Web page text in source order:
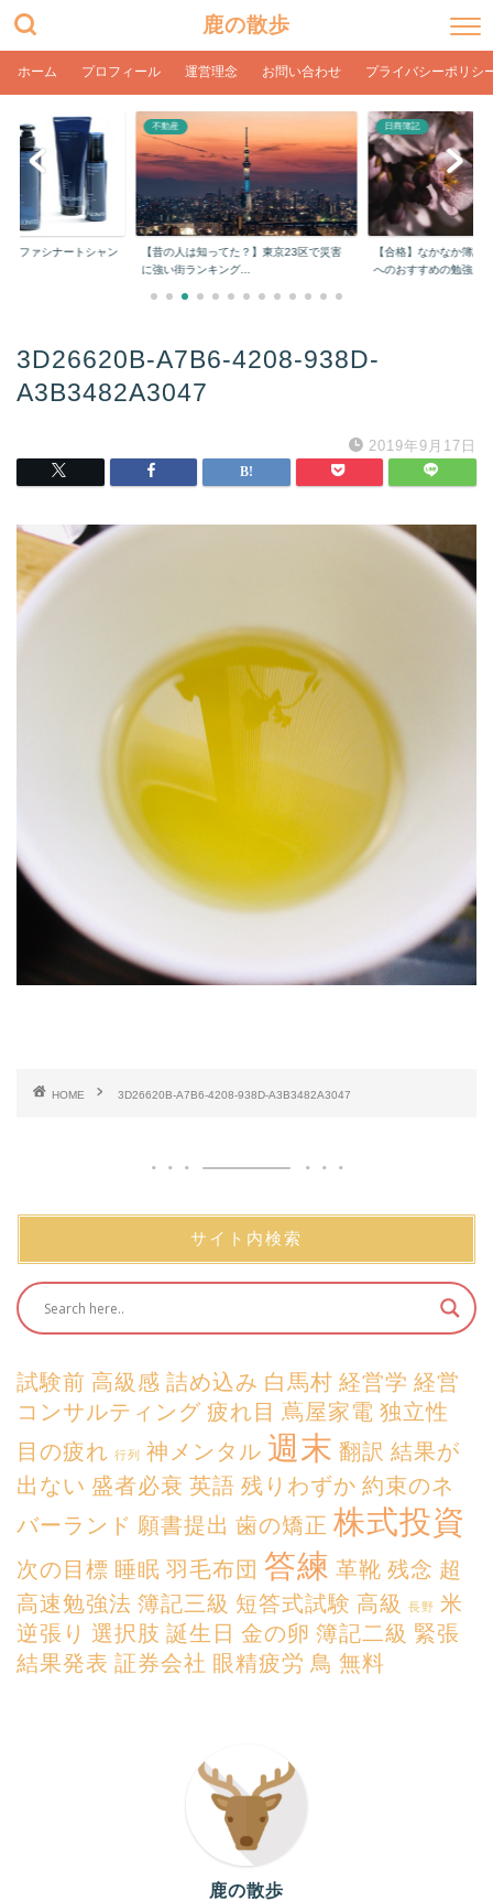
鹿の散歩
ホーム プロフィール 運営理念 お問い合わせ プライバシーポリシ
？】東京23区で災害
日商簿記
【合格】なかなか簿記2級に受からない人
へのおすすめの勉強...
株式
【初心者におすすめ証
口座開設してみた感...
3D26620B-A7B6-4208-938D-
A3B3482A3047
2019年9月17日
HOME 3D26620B-A7B6-4208-938D-A3B3482A3047
サイト内検索
試験前 高級感 詰め込み 白馬村 経営学 経営
コンサルティング 疲れ目 蔦屋家電 独立性
目の疲れ 行列 神メンタル 週末 翻訳 結果が
出ない 盛者必衰 英語 残りわずか 約束のネ
バーランド 願書提出 歯の矯正 株式投資
次の目標 睡眠 羽毛布団 答練 革靴 残念 超
高速勉強法 簿記三級 短答式試験 高級 長野 米
逆張り 選択肢 誕生日 金の卵 簿記二級 緊張
結果発表 証券会社 眼精疲労 鳥 無料
鹿の散歩